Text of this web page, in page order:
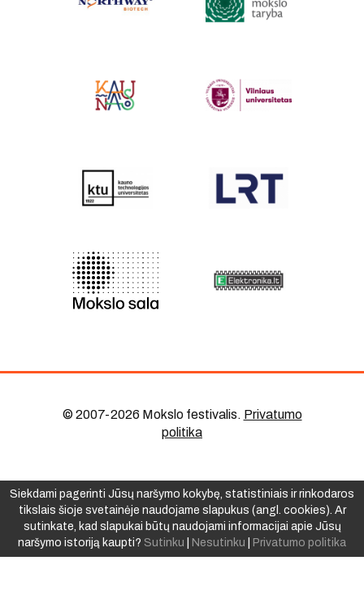
© 2007-2026 Mokslo festivalis. Privatumo
politika
Siekdami pagerinti Jūsų naršymo kokybę, statistiniais ir rinkodaros
tikslais šioje svetainėje naudojame slapukus (angl. cookies). Ar
sutinkate, kad slapukai būtų naudojami informacijai apie Jūsų
naršymo istoriją kaupti? Sutinku Nesutinku Privatumo politika